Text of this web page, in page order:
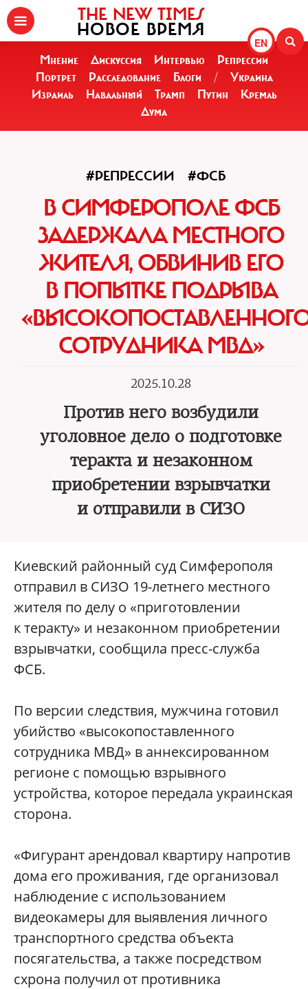
EN
THE NEW TIMES
НОВОЕ ВРЕМЯ
Мнение Дискуссия Интервью
Репрессии
Портрет
Расследование Блоги /
Украина
Израиль
Навальный Трамп Путин
Кремль
Дума
#РЕПРЕССИИ #ФСБ
В СИМФЕРОПОЛЕ ФСБ
ЗАДЕРЖАЛА МЕСТНОГО
ЖИТЕЛЯ, ОБВИНИВ ЕГО
В ПОПЫТКЕ ПОДРЫВА
СОТРУДНИКА МВД»
2025.10.28
Против него возбудили
уголовное дело о подготовке
теракта и незаконном
приобретении взрывчатки
и отправили в СИЗО
Киевский районный суд Симферополя
отправил в СИЗО 19-летнего местного
жителя по делу о «приготовлении
к теракту» и незаконном приобретении
взрывчатки, сообщила пресс-служба
ФСБ.
По версии следствия, мужчина готовил
убийство «высокопоставленного
сотрудника МВД» в аннексированном
регионе с помощью взрывного
устройства, которое передала украинская
сторона.
«Фигурант арендовал квартиру напротив
дома его проживания, где организовал
наблюдение с использованием
видеокамеры для выявления личного
транспортного средства объекта
посягательства, а также посредством
схрона получил от противника